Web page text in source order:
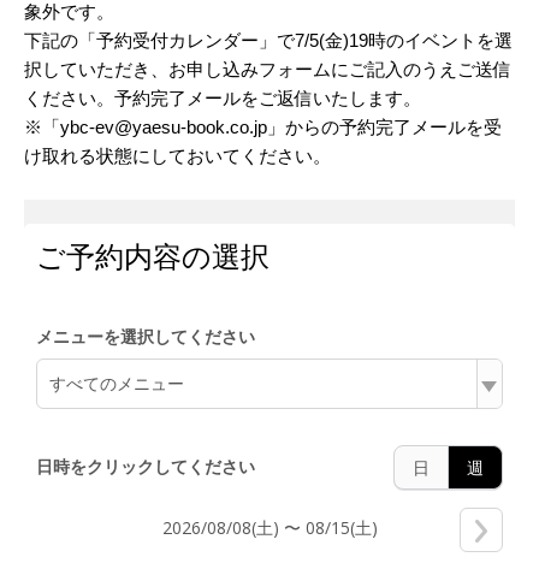
象外です。
下記の「予約受付カレンダー」で7/5(金)19時のイベントを選
択していただき、お申し込みフォームにご記入のうえご送信
ください。予約完了メールをご返信いたします。
※「ybc-ev@yaesu-book.co.jp」からの予約完了メールを受
け取れる状態にしておいてください。